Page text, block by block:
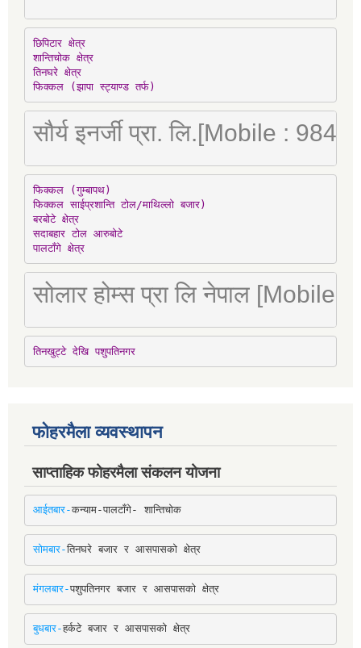
छिपिटार क्षेत्र
शान्तिचोक क्षेत्र
तिनघरे क्षेत्र
फिक्कल (झापा स्ट्याण्ड तर्फ)
सौर्य इनर्जी प्रा. लि.[Mobile :
फिक्कल (गुम्बापथ)
फिक्कल साईप्रशान्ति टोल/माथिल्लो बजार)
बरबोटे क्षेत्र
सदाबहार टोल आरुबोटे
पालटाँगे क्षेत्र
सोलार होम्स प्रा लि नेपाल [Mobile
तिनखुट्टे देखि पशुपतिनगर
फोहरमैला व्यवस्थापन
साप्ताहिक फोहरमैला संकलन योजना
आईतबार-कन्याम-पालटाँगे- शान्तिचोक
सोमबार-तिनघरे बजार र आसपासको क्षेत्र
मंगलबार-पशुपतिनगर बजार र आसपासको क्षेत्र
बुधबार-हर्कटे बजार र आसपासको क्षेत्र